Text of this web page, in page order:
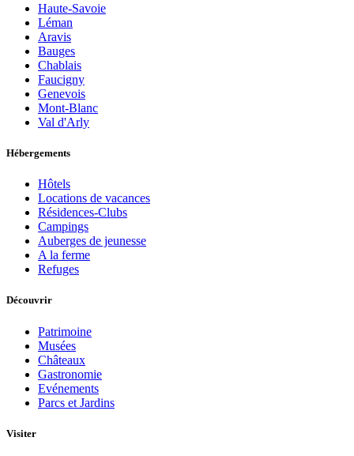
Haute-Savoie
Léman
Aravis
Bauges
Chablais
Faucigny
Genevois
Mont-Blanc
Val d'Arly
Hébergements
Hôtels
Locations de vacances
Résidences-Clubs
Campings
Auberges de jeunesse
A la ferme
Refuges
Découvrir
Patrimoine
Musées
Châteaux
Gastronomie
Evénements
Parcs et Jardins
Visiter